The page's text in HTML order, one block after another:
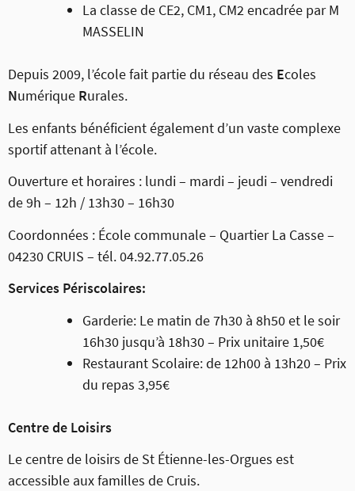
La classe de CE2, CM1, CM2 encadrée par M
MASSELIN
Depuis 2009, l’école fait partie du réseau des Ecoles
Numérique Rurales.
Les enfants bénéficient également d’un vaste complexe
sportif attenant à l’école.
Ouverture et horaires : lundi – mardi – jeudi – vendredi
de 9h – 12h / 13h30 – 16h30
Coordonnées : École communale – Quartier La Casse –
04230 CRUIS – tél. 04.92.77.05.26
Services Périscolaires:
Garderie: Le matin de 7h30 à 8h50 et le soir
16h30 jusqu’à 18h30 – Prix unitaire 1,50€
Restaurant Scolaire: de 12h00 à 13h20 – Prix
du repas 3,95€
Centre de Loisirs
Le centre de loisirs de St Étienne-les-Orgues est
accessible aux familles de Cruis.